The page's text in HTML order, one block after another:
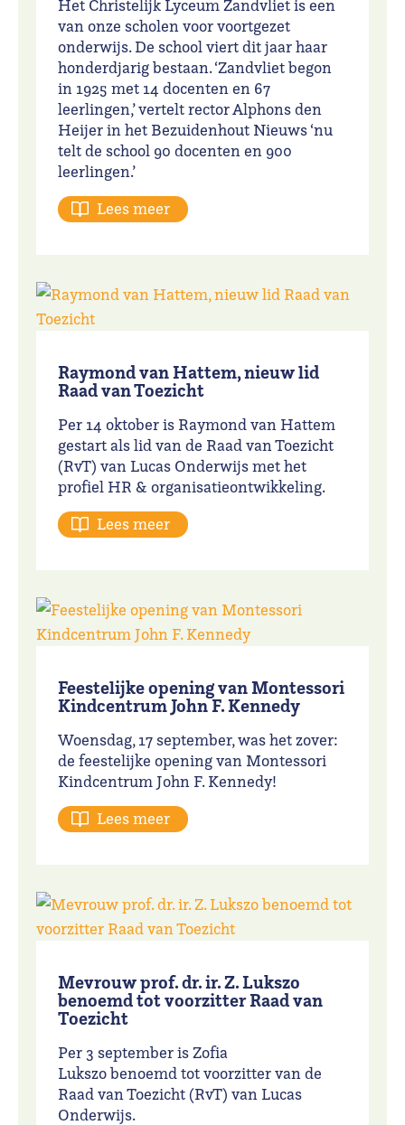
Het Christelijk Lyceum Zandvliet is een
van onze scholen voor voortgezet
onderwijs. De school viert dit jaar haar
honderdjarig bestaan. ‘Zandvliet begon
in 1925 met 14 docenten en 67
leerlingen,’ vertelt rector Alphons den
Heijer in het Bezuidenhout Nieuws ‘nu
telt de school 90 docenten en 900
leerlingen.’
Lees meer
Raymond van Hattem, nieuw lid
Raad van Toezicht
Per 14 oktober is Raymond van Hattem
gestart als lid van de Raad van Toezicht
(RvT) van Lucas Onderwijs met het
profiel HR & organisatieontwikkeling.
Lees meer
Feestelijke opening van Montessori
Kindcentrum John F. Kennedy
Woensdag, 17 september, was het zover:
de feestelijke opening van Montessori
Kindcentrum John F. Kennedy!
Lees meer
Mevrouw prof. dr. ir. Z. Lukszo
benoemd tot voorzitter Raad van
Toezicht
Per 3 september is Zofia
Lukszo benoemd tot voorzitter van de
Raad van Toezicht (RvT) van Lucas
Onderwijs.